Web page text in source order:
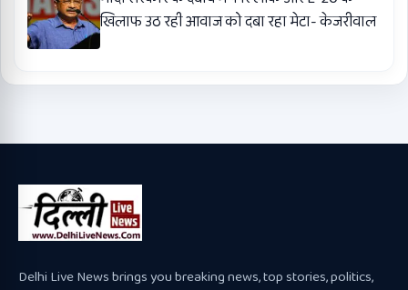
खिलाफ उठ रही आवाज को दबा रहा मेटा- केजरीवाल
Delhi Live News brings you breaking news, top stories, politics,